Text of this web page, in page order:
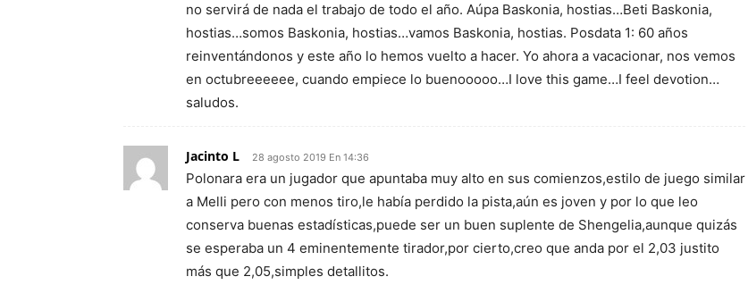
no servirá de nada el trabajo de todo el año. Aúpa Baskonia, hostias…Beti Baskonia,
hostias…somos Baskonia, hostias…vamos Baskonia, hostias. Posdata 1: 60 años
reinventándonos y este año lo hemos vuelto a hacer. Yo ahora a vacacionar, nos vemos
en octubreeeeee, cuando empiece lo buenooooo…I love this game…I feel devotion…
saludos.
Jacinto L 28 agosto 2019 En 14:36
Polonara era un jugador que apuntaba muy alto en sus comienzos,estilo de juego similar
a Melli pero con menos tiro,le había perdido la pista,aún es joven y por lo que leo
conserva buenas estadísticas,puede ser un buen suplente de Shengelia,aunque quizás
se esperaba un 4 eminentemente tirador,por cierto,creo que anda por el 2,03 justito
más que 2,05,simples detallitos.